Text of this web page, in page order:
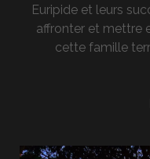
Euripide et leurs
affronter et mettre
cette famille